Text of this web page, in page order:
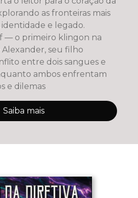
as fronteiras mais
e legado.
— o primeiro klingon na
seu filho
entre dois sangues e
ambos enfrentam
e dilemas
Saiba mais